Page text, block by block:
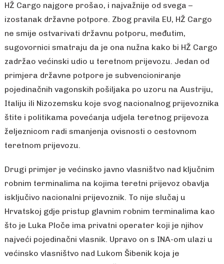
HŽ Cargo najgore prošao, i najvažnije od svega –
izostanak državne potpore. Zbog pravila EU, HŽ Cargo
ne smije ostvarivati državnu potporu, međutim,
sugovornici smatraju da je ona nužna kako bi HŽ Cargo
zadržao većinski udio u teretnom prijevozu. Jedan od
primjera državne potpore je subvencioniranje
pojedinačnih vagonskih pošiljaka po uzoru na Austriju,
Italiju ili Nizozemsku koje svog nacionalnog prijevoznika
štite i politikama povećanja udjela teretnog prijevoza
željeznicom radi smanjenja ovisnosti o cestovnom
teretnom prijevozu.
Drugi primjer je većinsko javno vlasništvo nad ključnim
robnim terminalima na kojima teretni prijevoz obavlja
isključivo nacionalni prijevoznik. To nije slučaj u
Hrvatskoj gdje pristup glavnim robnim terminalima kao
što je Luka Ploče ima privatni operater koji je njihov
najveći pojedinačni vlasnik. Upravo on s INA-om ulazi u
većinsko vlasništvo nad Lukom Šibenik koja je